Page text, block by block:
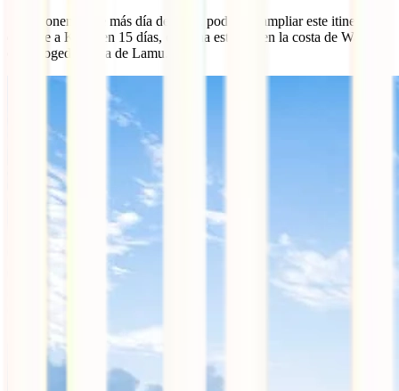
Si disponemos de más día de viaje, podemos ampliar este itinerario
de viaje a Kenia en 15 días, con una estancia en la costa de Watamu
o la acogedora isla de Lamu.